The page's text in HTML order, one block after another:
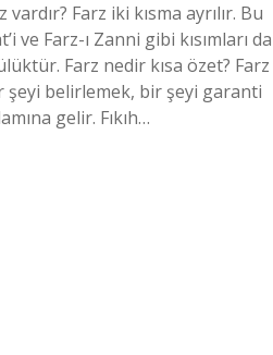
Farz iki kısma ayrılır. Bu
ve Farz-ı Zanni gibi kısımları da
Farz nedir kısa özet? Farz
şeyi belirlemek, bir şeyi garanti
gelir. Fıkıh…